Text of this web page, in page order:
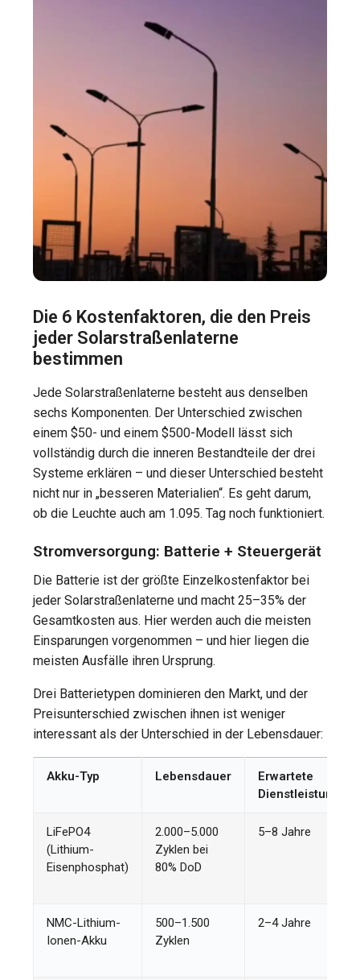
Die 6 Kostenfaktoren, die den Preis
jeder Solarstraßenlaterne
bestimmen
Jede Solarstraßenlaterne besteht aus denselben
sechs Komponenten. Der Unterschied zwischen
einem $50- und einem $500-Modell lässt sich
vollständig durch die inneren Bestandteile der drei
Systeme erklären – und dieser Unterschied besteht
nicht nur in „besseren Materialien“. Es geht darum,
ob die Leuchte auch am 1.095. Tag noch funktioniert.
Stromversorgung: Batterie + Steuergerät
Die Batterie ist der größte Einzelkostenfaktor bei
jeder Solarstraßenlaterne und macht 25–35% der
Gesamtkosten aus. Hier werden auch die meisten
Einsparungen vorgenommen – und hier liegen die
meisten Ausfälle ihren Ursprung.
Drei Batterietypen dominieren den Markt, und der
Preisunterschied zwischen ihnen ist weniger
interessant als der Unterschied in der Lebensdauer:
Akku-Typ Lebensdauer
Erwartete
Dienstleistung
LiFePO4
(Lithium-
Eisenphosphat)
2.000–5.000
Zyklen bei
80% DoD
5–8 Jahre
NMC-Lithium-
Ionen-Akku
500–1.500
Zyklen
2–4 Jahre